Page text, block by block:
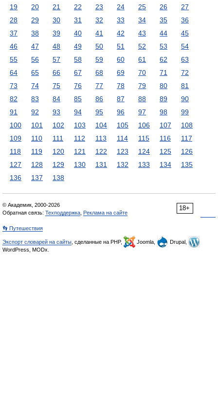
19
20 21 22 23 24 25 26
27
28
29 30 31 32 33 34 35
36
37
38 39 40 41 42 43 44
45
46
47 48 49 50 51 52 53
54
55
56 57 58 59 60 61 62
63
64
65 66 67 68 69 70 71
72
73
74 75 76 77 78 79 80
81
82
83 84 85 86 87 88 89
90
91
92 93 94 95 96 97 98
99
100
101 102 103 104 105 106 107
108
109
110 111 112 113 114 115 116
117
118
119 120 121 122 123 124 125
126
127
128 129 130 131 132 133 134
135
136
137 138
18+
© Академик, 2000-2026
Обратная связь: Техподдержка Реклама на сайте
👣 Путешествия
Экспорт словарей на сайты , сделанные на PHP, Joomla,
Drupal,
WordPress, MODx.